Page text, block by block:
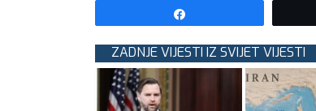
ZADNJE VIJESTI IZ SVIJET VIJESTI